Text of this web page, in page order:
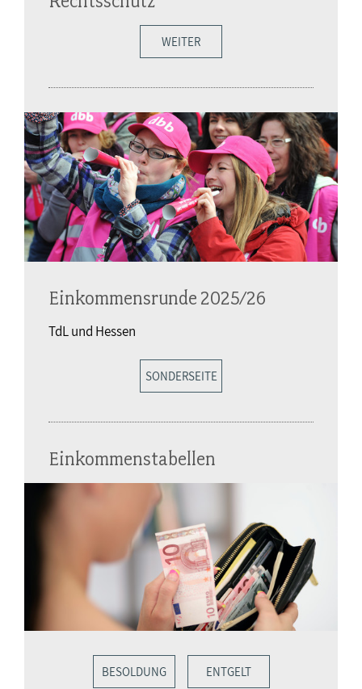
WEITER
Einkommensrunde 2025/26
TdL und Hessen
SONDERSEITE
Einkommenstabellen
BESOLDUNG ENTGELT